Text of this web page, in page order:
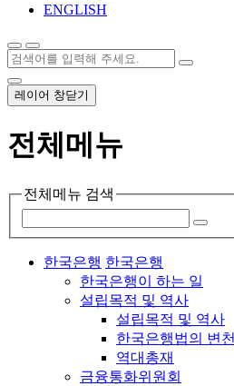
ENGLISH
레이어 창닫기
전체메뉴
전체메뉴 검색
한국은행 한국은행
한국은행이 하는 일
설립목적 및 역사
설립목적 및 역사
한국은행법의 변천
역대총재
금융통화위원회